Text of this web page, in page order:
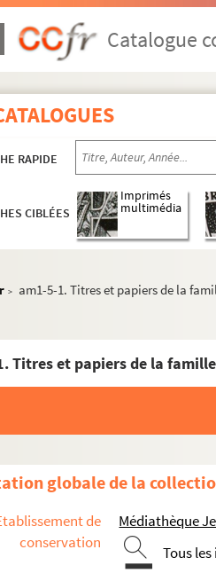
Catalogue
RAPIDE
CIBLÉES
Imprimés
multimédia
> am1-5-1. Titres et papiers de la
Titres et papiers de la
globale de la
de
conservation
Médiathèque
Tous